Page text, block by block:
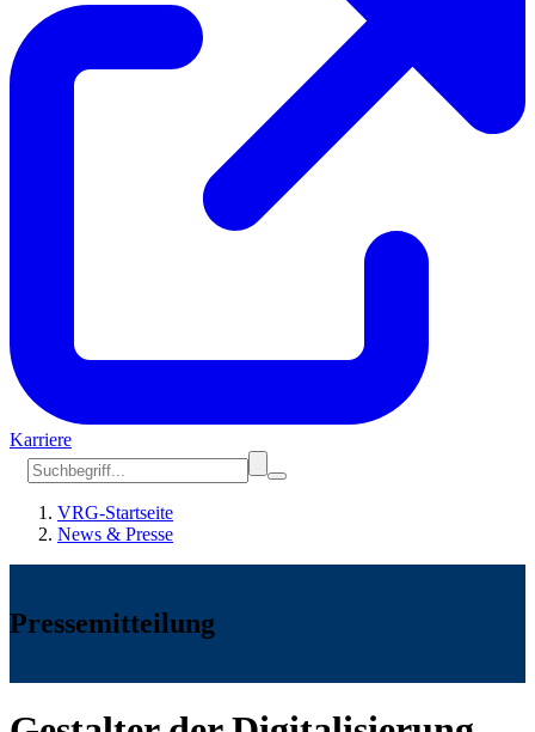
Karriere
VRG-Startseite
News & Presse
Pressemitteilung